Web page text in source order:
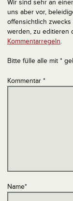
Wir sind sehr an
uns aber vor,
offensichtlich
werden, zu editieren
Kommentarregeln.
Bitte fülle alle mit *
Kommentar *
Name*